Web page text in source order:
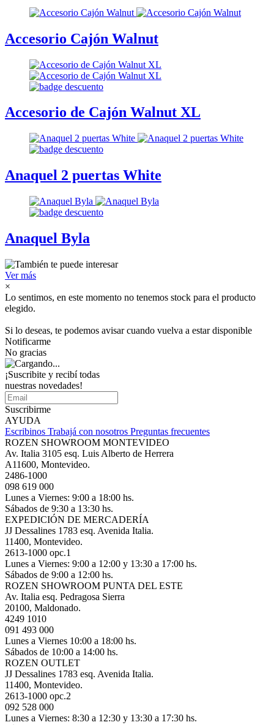
Accesorio Cajón Walnut
Accesorio de Cajón Walnut XL
Anaquel 2 puertas White
Anaquel Byla
Ver más
×
Lo sentimos, en este momento no tenemos stock para el producto
elegido.
Si lo deseas, te podemos avisar cuando vuelva a estar disponible
Notificarme
No gracias
¡Suscribite y recibí todas
nuestras novedades!
Suscribirme
AYUDA
Escribinos Trabajá con nosotros Preguntas frecuentes
ROZEN SHOWROOM MONTEVIDEO
Av. Italia 3105 esq. Luis Alberto de Herrera
A11600, Montevideo.
2486-1000
098 619 000
Lunes a Viernes: 9:00 a 18:00 hs.
Sábados de 9:30 a 13:30 hs.
EXPEDICIÓN DE MERCADERÍA
JJ Dessalines 1783 esq. Avenida Italia.
11400, Montevideo.
2613-1000 opc.1
Lunes a Viernes: 9:00 a 12:00 y 13:30 a 17:00 hs.
Sábados de 9:00 a 12:00 hs.
ROZEN SHOWROOM PUNTA DEL ESTE
Av. Italia esq. Pedragosa Sierra
20100, Maldonado.
4249 1010
091 493 000
Lunes a Viernes 10:00 a 18:00 hs.
Sábados de 10:00 a 14:00 hs.
ROZEN OUTLET
JJ Dessalines 1783 esq. Avenida Italia.
11400, Montevideo.
2613-1000 opc.2
092 528 000
Lunes a Viernes: 8:30 a 12:30 y 13:30 a 17:30 hs.